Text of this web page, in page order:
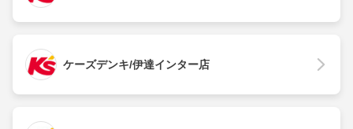
ケーズデンキ/伊達インター店